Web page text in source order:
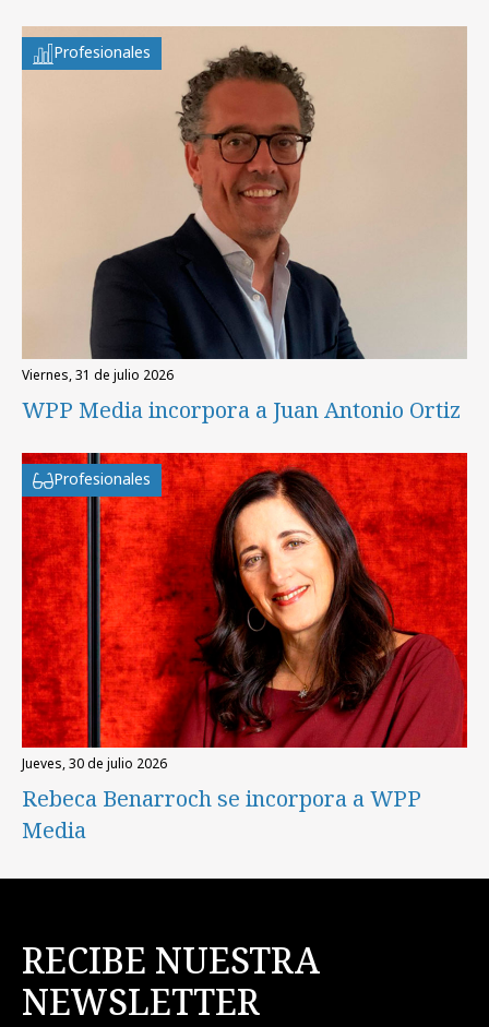
Profesionales
viernes, 31 de julio 2026
WPP Media incorpora a Juan Antonio Ortiz
Profesionales
jueves, 30 de julio 2026
Rebeca Benarroch se incorpora a WPP
Media
RECIBE NUESTRA
NEWSLETTER